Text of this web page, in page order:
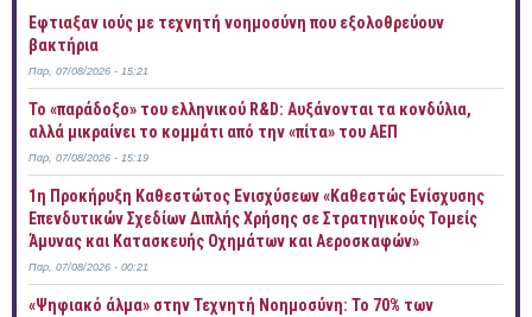
Έφτιαξαν ιούς με τεχνητή νοημοσύνη που εξολοθρεύουν
βακτήρια
Παρ, 07/08/2026 - 15:21
Το «παράδοξο» του ελληνικού R&D: Αυξάνονται τα κονδύλια,
αλλά μικραίνει το κομμάτι από την «πίτα» του ΑΕΠ
Παρ, 07/08/2026 - 15:19
1η Προκήρυξη Καθεστώτος Ενισχύσεων «Καθεστώς Ενίσχυσης
Επενδυτικών Σχεδίων Διπλής Χρήσης σε Στρατηγικούς Τομείς
Άμυνας και Κατασκευής Οχημάτων και Αεροσκαφών»
Παρ, 07/08/2026 - 00:21
«Ψηφιακό άλμα» στην Τεχνητή Νοημοσύνη: Το 70% των